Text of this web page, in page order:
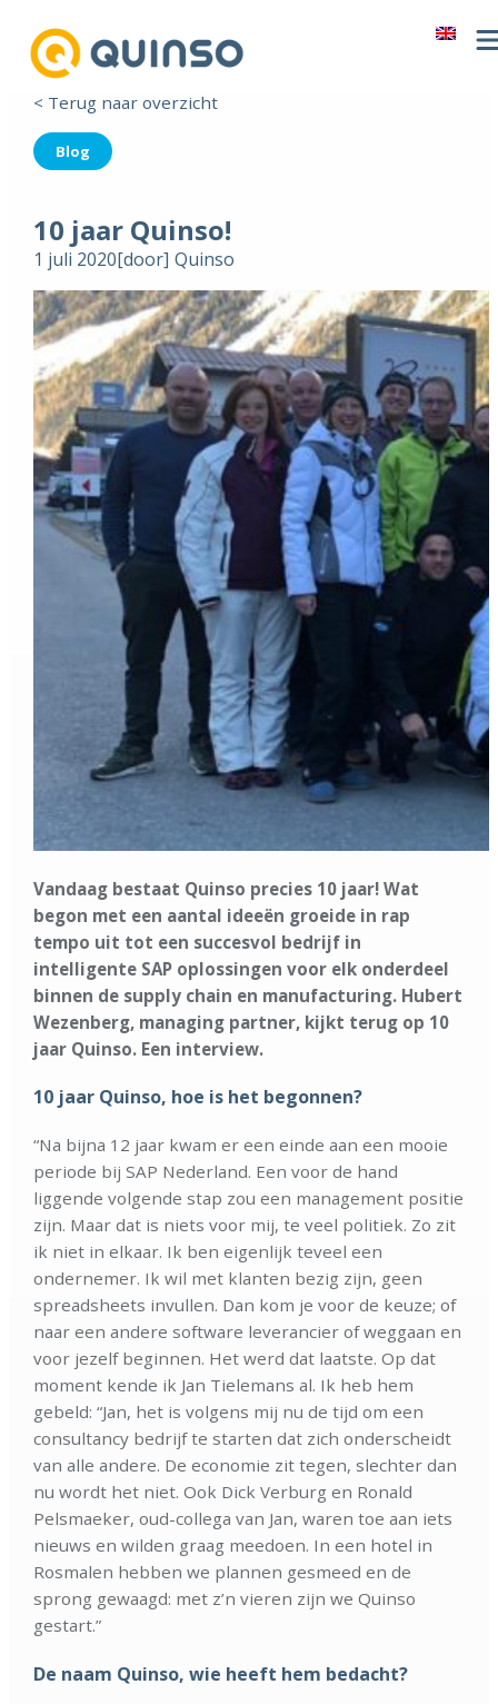
< Terug naar overzicht
Blog
10 jaar Quinso!
1 juli 2020[door] Quinso
Vandaag bestaat Quinso precies 10 jaar! Wat
begon met een aantal ideeën groeide in rap
tempo uit tot een succesvol bedrijf in
intelligente SAP oplossingen voor elk onderdeel
binnen de supply chain en manufacturing. Hubert
Wezenberg, managing partner, kijkt terug op 10
jaar Quinso. Een interview.
10 jaar Quinso, hoe is het begonnen?
“Na bijna 12 jaar kwam er een einde aan een mooie
periode bij SAP Nederland. Een voor de hand
liggende volgende stap zou een management positie
zijn. Maar dat is niets voor mij, te veel politiek. Zo zit
ik niet in elkaar. Ik ben eigenlijk teveel een
ondernemer. Ik wil met klanten bezig zijn, geen
spreadsheets invullen. Dan kom je voor de keuze; of
naar een andere software leverancier of weggaan en
voor jezelf beginnen. Het werd dat laatste. Op dat
moment kende ik Jan Tielemans al. Ik heb hem
gebeld: “Jan, het is volgens mij nu de tijd om een
consultancy bedrijf te starten dat zich onderscheidt
van alle andere. De economie zit tegen, slechter dan
nu wordt het niet. Ook Dick Verburg en Ronald
Pelsmaeker, oud-collega van Jan, waren toe aan iets
nieuws en wilden graag meedoen. In een hotel in
Rosmalen hebben we plannen gesmeed en de
sprong gewaagd: met z’n vieren zijn we Quinso
gestart.”
De naam Quinso, wie heeft hem bedacht?